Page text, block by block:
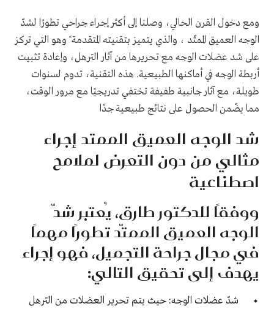
ومع دخول القرن الحالي، وصلنا إلى أكثر إجراء جراحي تطورًا لشدّ
الوجه العميق الممتّد ، والذي يتميز بتقنيته المتقدمة ً وهو التي تركز
على شد عضلات الوجه مع تحريرها من آثار الترهل، وإعادة تثبيت
أربطة الوجه في أماكنها الطبيعية. هذه التقنية، تدوم لسنوات
طويلة، مع آثار جانبية طفيفة تختفي تدريجيًا مع مرور الوقت،
مما يضّمن الحصول على نتائج طبيعية جدًا
شد الوجه العميق الممتد إجراء
مثالي من دون التعرض لملامح
اصطناعية
ووفقًا للدكتور طارق، يُعتبر شدّ
الوجه العميق الممتّد تطورًا مهمًا
في مجال جراحة التجميل، فهو إجراء
يهدف إلى تحقيق التالي:
شدّ عضلات الوجه: حيث يتم تحرير العضلات من الترهل